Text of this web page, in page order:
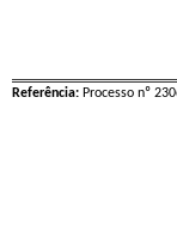
Referência: Processo nº